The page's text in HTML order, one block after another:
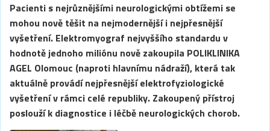
Pacienti s nejrůznějšími neurologickými obtížemi se
mohou nově těšit na nejmodernější i nejpřesnější
vyšetření. Elektromyograf nejvyššího standardu v
hodnotě jednoho miliónu nově zakoupila POLIKLINIKA
AGEL Olomouc (naproti hlavnímu nádraží), která tak
aktuálně provádí nejpřesnější elektrofyziologické
vyšetření v rámci celé republiky. Zakoupený přístroj
poslouží k diagnostice i léčbě neurologických chorob.